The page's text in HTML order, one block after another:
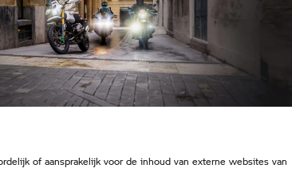
of aansprakelijk voor de inhoud van externe websites van